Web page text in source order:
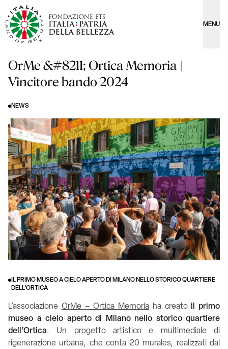
MENU
OrMe &#8211; Ortica Memoria |
Vincitore bando 2024
NEWS
IL PRIMO MUSEO A CIELO APERTO DI MILANO NELLO STORICO QUARTIERE
DELL’ORTICA
L’associazione OrMe – Ortica Memoria ha creatoil primo
museo a cielo aperto di Milano nello storico quartiere
dell’Ortica. Un progetto artistico e multimediale di
rigenerazione urbana, che conta 20 murales, realizzati dal